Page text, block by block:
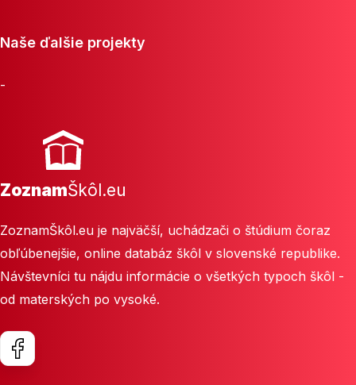
Naše ďalšie projekty
-
ZoznamŠkôl.eu
ZoznamŠkôl.eu je najväčší, uchádzači o štúdium čoraz
obľúbenejšie, online databáz škôl v slovenské republike.
Návštevníci tu nájdu informácie o všetkých typoch škôl -
od materských po vysoké.